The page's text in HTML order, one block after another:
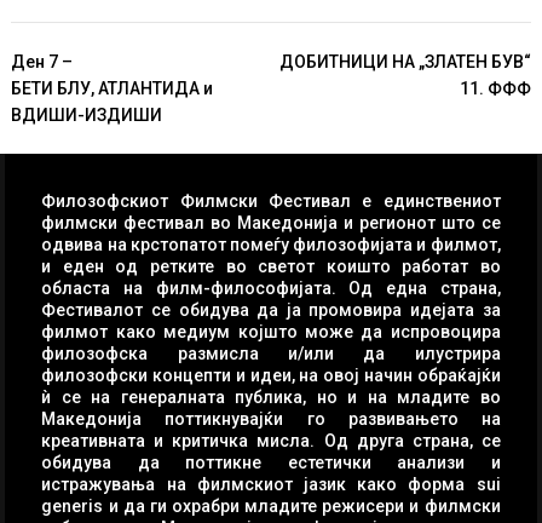
Навигација
на
напис
Ден 7 –
БЕТИ БЛУ, АТЛАНТИДА и
ВДИШИ-ИЗДИШИ
ДОБИТНИЦИ НА „ЗЛАТЕН БУВ“
11. ФФФ
Филозофскиот Филмски Фестивал е единствениот
филмски фестивал во Македонија и регионот што се
одвива на крстопатот помеѓу филозофијата и филмот,
и еден од ретките во светот коишто работат во
областа на филм-философијата. Од една страна,
Фестивалот се обидува да ја промовира идејата за
филмот како медиум којшто може да испровоцира
филозофска размисла и/или да илустрира
филозофски концепти и идеи, на овој начин обраќајќи
ѝ се на генералната публика, но и на младите во
Македонија поттикнувајќи го развивањето на
креативната и критичка мисла. Од друга страна, се
обидува да поттикне естетички анализи и
истражувања на филмскиот јазик како форма sui
generis и да ги охрабри младите режисери и филмски